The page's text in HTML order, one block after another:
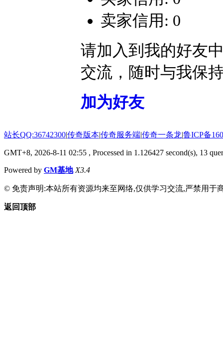
卖家信用: 0
请加入到我的好友
交流，随时与我保
加为好友
站长QQ:36742300|传奇版本|传奇服务端|传奇一条龙|鲁ICP备
GMT+8, 2026-8-11 02:55 , Processed in 1.126427 second(s), 13
Powered by GM基地 X3.4
© 免责声明:本站所有资源均来至网络,仅供学习交流,严禁用于
返回顶部